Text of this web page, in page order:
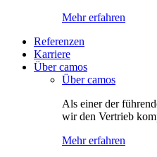
Mehr erfahren
Referenzen
Karriere
Über camos
Über camos
Als einer der
wir den Vertrieb
Mehr erfahren